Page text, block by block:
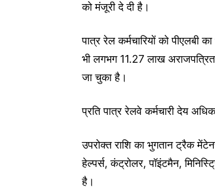
को मंजूरी दे दी है।
पात्र रेल कर्मचारियों को पीएलबी
भी लगभग 11.27 लाख अराजपत्रित
जा चुका है।
प्रति पात्र रेलवे कर्मचारी देय
उपरोक्त राशि का भुगतान ट्रैक
हेल्पर्स, कंट्रोलर, पॉइंटमैन,
है।